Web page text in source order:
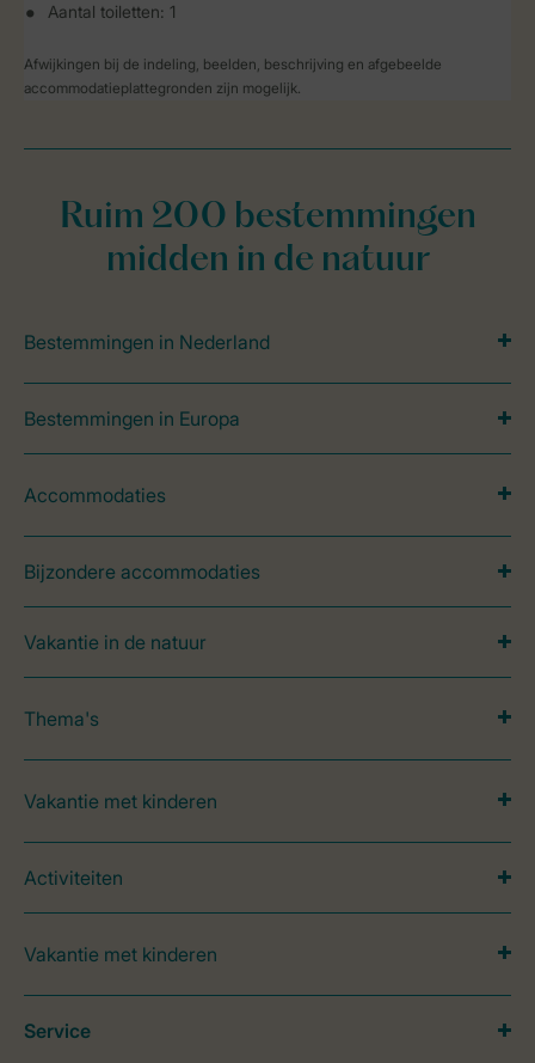
Aantal toiletten: 1
Afwijkingen bij de indeling, beelden, beschrijving en afgebeelde
accommodatieplattegronden zijn mogelijk.
Ruim 200 bestemmingen
midden in de natuur
Bestemmingen in Nederland
Bestemmingen in Europa
Accommodaties
Bijzondere accommodaties
Vakantie in de natuur
Thema's
Vakantie met kinderen
Activiteiten
Vakantie met kinderen
Service